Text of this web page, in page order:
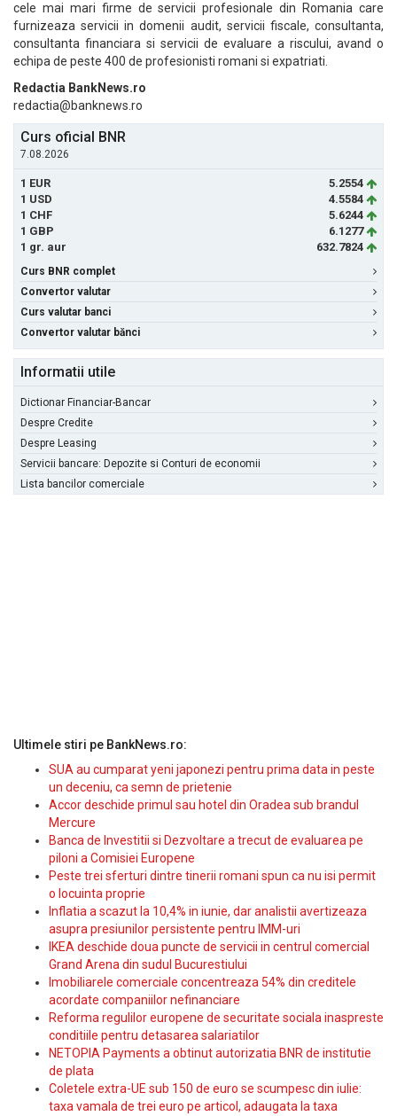
cele mai mari firme de servicii profesionale din Romania care
furnizeaza servicii in domenii audit, servicii fiscale, consultanta,
consultanta financiara si servicii de evaluare a riscului, avand o
echipa de peste 400 de profesionisti romani si expatriati.
Redactia BankNews.ro
redactia@banknews.ro
Curs oficial BNR
7.08.2026
1 EUR
5.2554
1 USD
4.5584
1 CHF
5.6244
1 GBP
6.1277
1 gr. aur
632.7824
Curs BNR complet
Convertor valutar
Curs valutar banci
Convertor valutar bănci
Informatii utile
Dictionar Financiar-Bancar
Despre Credite
Despre Leasing
Servicii bancare: Depozite si Conturi de economii
Lista bancilor comerciale
Ultimele stiri pe BankNews.ro:
SUA au cumparat yeni japonezi pentru prima data in peste
un deceniu, ca semn de prietenie
Accor deschide primul sau hotel din Oradea sub brandul
Mercure
Banca de Investitii si Dezvoltare a trecut de evaluarea pe
piloni a Comisiei Europene
Peste trei sferturi dintre tinerii romani spun ca nu isi permit
o locuinta proprie
Inflatia a scazut la 10,4% in iunie, dar analistii avertizeaza
asupra presiunilor persistente pentru IMM-uri
IKEA deschide doua puncte de servicii in centrul comercial
Grand Arena din sudul Bucurestiului
Imobiliarele comerciale concentreaza 54% din creditele
acordate companiilor nefinanciare
Reforma regulilor europene de securitate sociala inaspreste
conditiile pentru detasarea salariatilor
NETOPIA Payments a obtinut autorizatia BNR de institutie
de plata
Coletele extra-UE sub 150 de euro se scumpesc din iulie:
taxa vamala de trei euro pe articol, adaugata la taxa